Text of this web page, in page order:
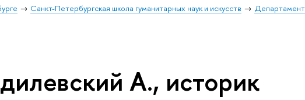
Санкт-Петербургская школа гуманитарных наук и искусств
А., историк